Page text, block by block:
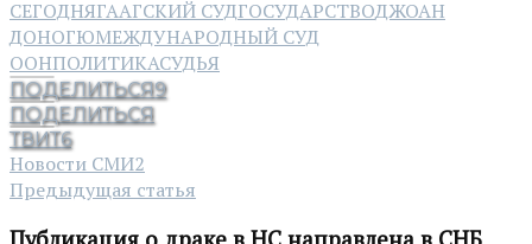
СЕГОДНЯГААГСКИЙ СУДГОСУДАРСТВОДЖОАН
ДОНОГЮМЕЖДУНАРОДНЫЙ СУД
ООНПОЛИТИКАСУДЬЯ
ПОДЕЛИТЬСЯ9
ПОДЕЛИТЬСЯ
ТВИТ6
Новости СМИ2
Предыдущая статья